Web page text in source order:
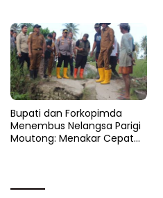
​Bupati dan Forkopimda
Menembus Nelangsa Parigi
Moutong: Menakar Cepat